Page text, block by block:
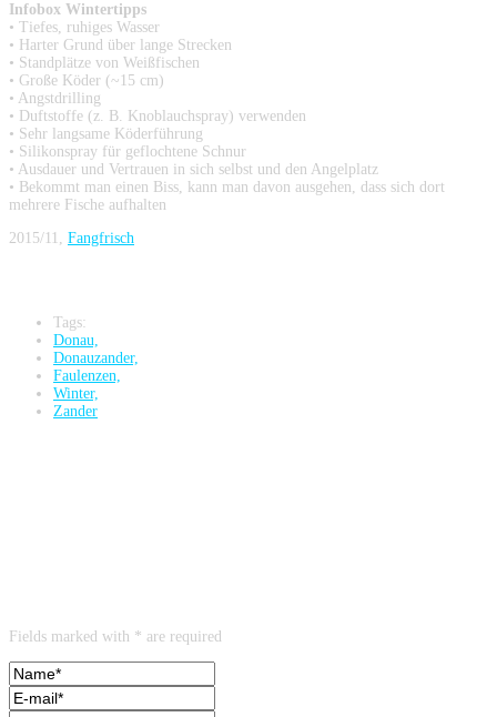
Infobox Wintertipps
• Tiefes, ruhiges Wasser
• Harter Grund über lange Strecken
• Standplätze von Weißfischen
• Große Köder (~15 cm)
• Angstdrilling
• Duftstoffe (z. B. Knoblauchspray) verwenden
• Sehr langsame Köderführung
• Silikonspray für geflochtene Schnur
• Ausdauer und Vertrauen in sich selbst und den Angelplatz
• Bekommt man einen Biss, kann man davon ausgehen, dass sich dort
mehrere Fische aufhalten
2015/11, Fangfrisch
Tags:
Donau,
Donauzander,
Faulenzen,
Winter,
Zander
Fields marked with * are required